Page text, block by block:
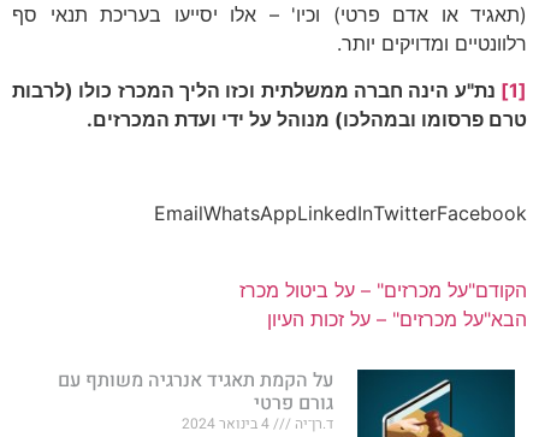
על הקמת תאגיד אנרגיה משותף עם
גורם פרטי
ד.רן־יה
4 בינואר 2024
(תאגיד או אדם פרטי) וכיו' – אלו יסייעו בעריכת תנאי סף
רלוונטיים ומדויקים יותר.
[1]
נת"ע הינה חברה ממשלתית וכזו הליך המכרז כולו (לרבות
טרם פרסומו ובמהלכו) מנוהל על ידי ועדת המכרזים.
Facebook
Twitter
LinkedIn
WhatsApp
Email
הקודם"על מכרזים" – על ביטול מכרז
הבא"על מכרזים" – על זכות העיון